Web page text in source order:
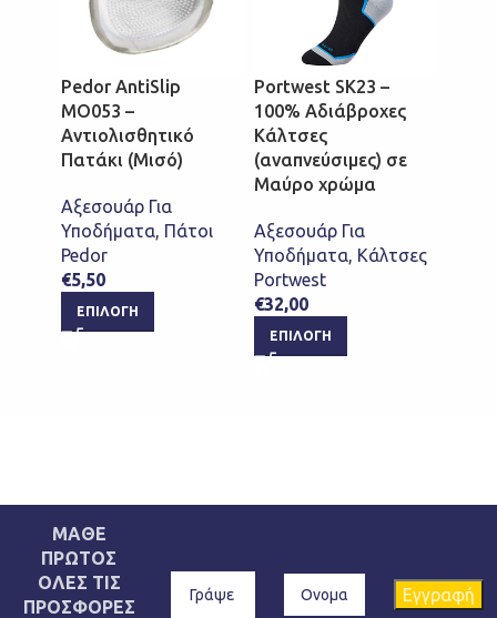
Pedor AntiSlip
MO053 –
Αντιολισθητικό
Πατάκι (Μισό)
Αξεσουάρ Για
Υποδήματα, Πάτοι
Pedor
€5,50
ΕΠΙΛΟΓΉ
Portwest SK23 –
100% Αδιάβροχες
Kάλτσες
(αναπνεύσιμες) σε
Μαύρο χρώμα
Αξεσουάρ Για
Υποδήματα, Κάλτσες
Portwest
€32,00
ΕΠΙΛΟΓΉ
ΜΑΘΕ
ΠΡΩΤΟΣ
ΟΛΕΣ ΤΙΣ
ΠΡΟΣΦΟΡΕΣ